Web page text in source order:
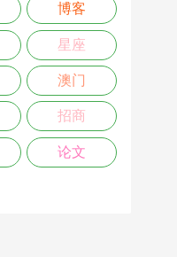
博客
星座
澳门
招商
论文